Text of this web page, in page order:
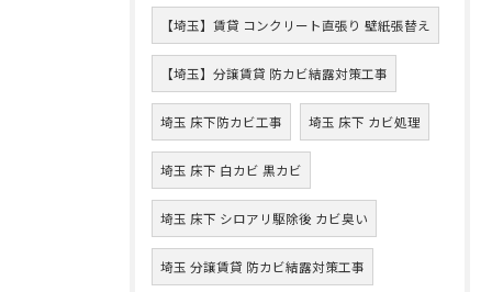
【埼玉】賃貸 コンクリート直張り 壁紙張替え
【埼玉】分譲賃貸 防カビ結露対策工事
埼玉 床下防カビ工事 埼玉 床下 カビ処理
埼玉 床下 白カビ 黒カビ
埼玉 床下 シロアリ駆除後 カビ臭い
埼玉 分譲賃貸 防カビ結露対策工事